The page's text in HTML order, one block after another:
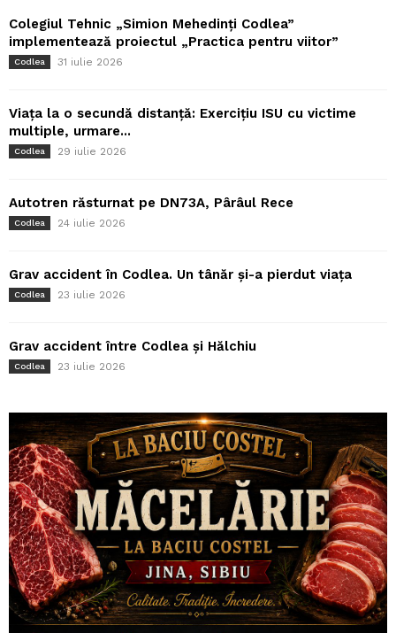
Colegiul Tehnic „Simion Mehedinți Codlea”
implementează proiectul „Practica pentru viitor”
Codlea 31 iulie 2026
Viața la o secundă distanță: Exercițiu ISU cu victime
multiple, urmare...
Codlea 29 iulie 2026
Autotren răsturnat pe DN73A, Pârâul Rece
Codlea 24 iulie 2026
Grav accident în Codlea. Un tânăr și-a pierdut viața
Codlea 23 iulie 2026
Grav accident între Codlea și Hălchiu
Codlea 23 iulie 2026